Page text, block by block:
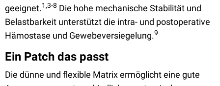
geeignet.1,3-8 Die hohe mechanische Stabilität und
Belastbarkeit unterstützt die intra- und postoperative
Hämostase und Gewebeversiegelung.9
Ein Patch das passt
Die dünne und flexible Matrix ermöglicht eine gute